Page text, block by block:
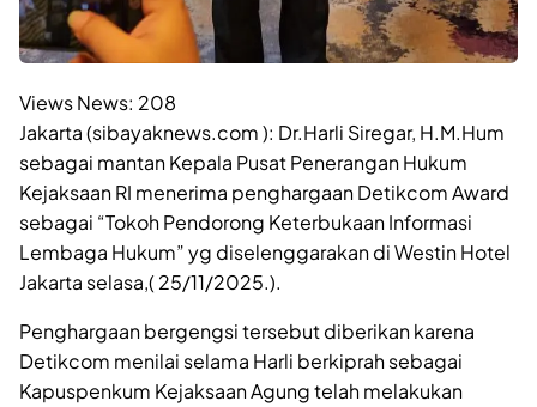
Views News: 208
Jakarta (sibayaknews.com ): Dr.Harli Siregar, H.M.Hum
sebagai mantan Kepala Pusat Penerangan Hukum
Kejaksaan RI menerima penghargaan Detikcom Award
sebagai “Tokoh Pendorong Keterbukaan Informasi
Lembaga Hukum” yg diselenggarakan di Westin Hotel
Jakarta selasa,( 25/11/2025.).
Penghargaan bergengsi tersebut diberikan karena
Detikcom menilai selama Harli berkiprah sebagai
Kapuspenkum Kejaksaan Agung telah melakukan